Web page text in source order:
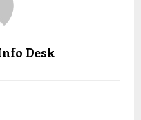
Desk